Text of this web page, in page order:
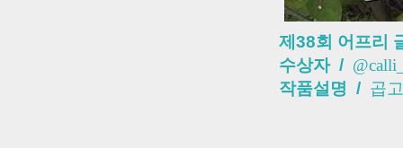
제38회 어프리
수상자 /
작품설명 / 곱